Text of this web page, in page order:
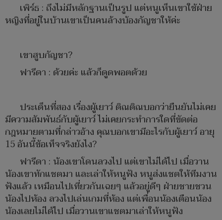
เพิร์ธ : ถึงไม่มีหลักฐานเป็นรูป แต่หนูเห็นเขาใช้ฝ่าย
หญิงที่อยู่ในบ้านเขาเป็นคนล้างบ้องกัญชาให้ค่ะ
เขาสูบกัญชา?
ฟารีดา : ด้วยค่ะ แล้วก็ดูดพอตด้วย
ประเด็นที่สอง เรื่องผู้เยาว์ ติณติณบอกว่ายืนยันไม่เคย
มีความสัมพันธ์กับผู้เยาว์ ไม่เคยกระทำการใดที่ขัดต่อ
กฎหมายตามที่กล่าวอ้าง คุณบอกเขามีอะไรกับผู้เยาว์ อายุ
15 อันนี้ข้อเท็จจริงยังไง?
ฟารีดา : น้องเขาโดนลวงไป แต่เขาไม่ได้ไป เมื่อวาน
น้องเขาทักแชตมา และเล่าให้หนูฟัง หนูส่งแชตให้ทีมงาน
ฟังแล้ว เหมือนไปเที่ยวกันเฉยๆ แล้วอยู่ดีๆ ฝ่ายชายชวน
น้องไปห้อง ลวงไปเล่นเกมที่ห้อง แต่เพื่อนน้องเตือนน้อง
น้องเลยไม่ได้ไป เมื่อวานเขาแชตมาเล่าให้หนูฟัง